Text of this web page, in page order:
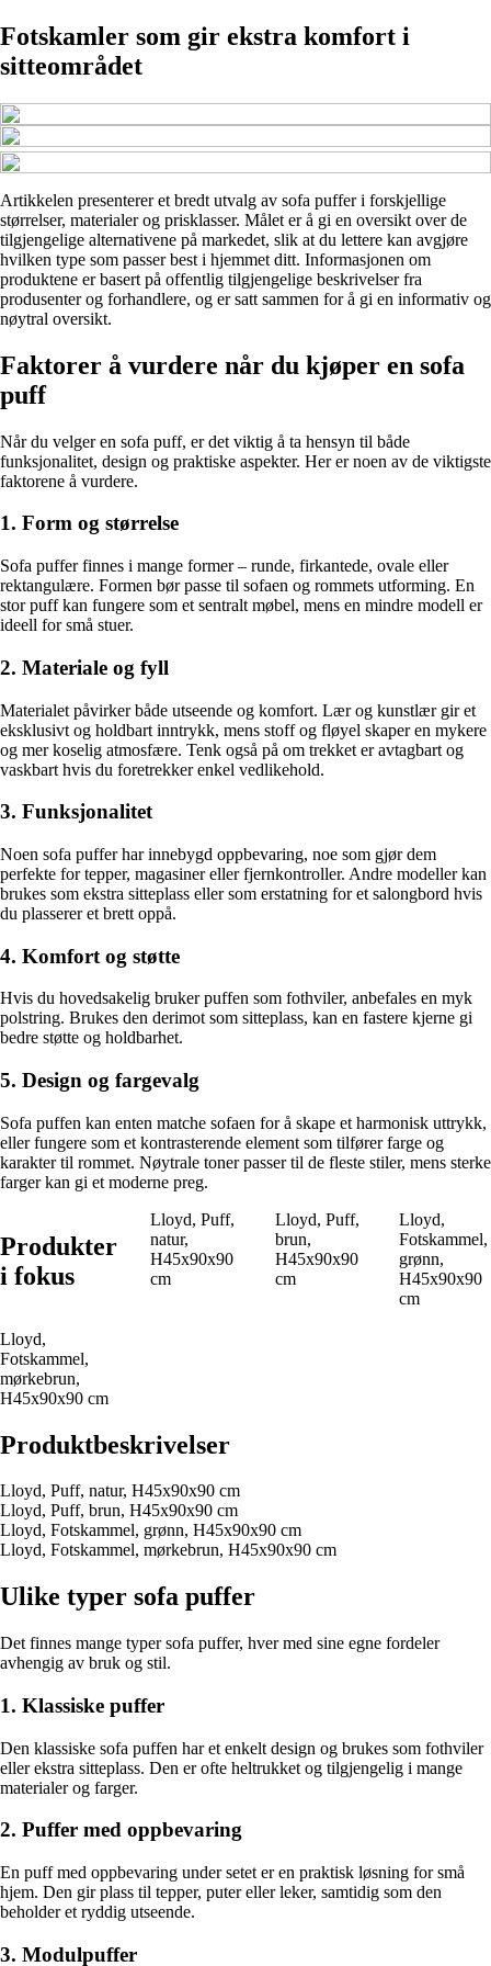
Fotskamler som gir ekstra komfort i
sitteområdet
Artikkelen presenterer et bredt utvalg av sofa puffer i forskjellige
størrelser, materialer og prisklasser. Målet er å gi en oversikt over de
tilgjengelige alternativene på markedet, slik at du lettere kan avgjøre
hvilken type som passer best i hjemmet ditt. Informasjonen om
produktene er basert på offentlig tilgjengelige beskrivelser fra
produsenter og forhandlere, og er satt sammen for å gi en informativ og
nøytral oversikt.
Faktorer å vurdere når du kjøper en sofa
puff
Når du velger en sofa puff, er det viktig å ta hensyn til både
funksjonalitet, design og praktiske aspekter. Her er noen av de viktigste
faktorene å vurdere.
1. Form og størrelse
Sofa puffer finnes i mange former – runde, firkantede, ovale eller
rektangulære. Formen bør passe til sofaen og rommets utforming. En
stor puff kan fungere som et sentralt møbel, mens en mindre modell er
ideell for små stuer.
2. Materiale og fyll
Materialet påvirker både utseende og komfort. Lær og kunstlær gir et
eksklusivt og holdbart inntrykk, mens stoff og fløyel skaper en mykere
og mer koselig atmosfære. Tenk også på om trekket er avtagbart og
vaskbart hvis du foretrekker enkel vedlikehold.
3. Funksjonalitet
Noen sofa puffer har innebygd oppbevaring, noe som gjør dem
perfekte for tepper, magasiner eller fjernkontroller. Andre modeller kan
brukes som ekstra sitteplass eller som erstatning for et salongbord hvis
du plasserer et brett oppå.
4. Komfort og støtte
Hvis du hovedsakelig bruker puffen som fothviler, anbefales en myk
polstring. Brukes den derimot som sitteplass, kan en fastere kjerne gi
bedre støtte og holdbarhet.
5. Design og fargevalg
Sofa puffen kan enten matche sofaen for å skape et harmonisk uttrykk,
eller fungere som et kontrasterende element som tilfører farge og
karakter til rommet. Nøytrale toner passer til de fleste stiler, mens sterke
farger kan gi et moderne preg.
Produkter
i fokus
Lloyd, Puff,
natur,
H45x90x90
cm
Lloyd, Puff,
brun,
H45x90x90
cm
Lloyd,
Fotskammel,
grønn,
H45x90x90
cm
Lloyd,
Fotskammel,
mørkebrun,
H45x90x90 cm
Produktbeskrivelser
Lloyd, Puff, natur, H45x90x90 cm
Lloyd, Puff, brun, H45x90x90 cm
Lloyd, Fotskammel, grønn, H45x90x90 cm
Lloyd, Fotskammel, mørkebrun, H45x90x90 cm
Ulike typer sofa puffer
Det finnes mange typer sofa puffer, hver med sine egne fordeler
avhengig av bruk og stil.
1. Klassiske puffer
Den klassiske sofa puffen har et enkelt design og brukes som fothviler
eller ekstra sitteplass. Den er ofte heltrukket og tilgjengelig i mange
materialer og farger.
2. Puffer med oppbevaring
En puff med oppbevaring under setet er en praktisk løsning for små
hjem. Den gir plass til tepper, puter eller leker, samtidig som den
beholder et ryddig utseende.
3. Modulpuffer